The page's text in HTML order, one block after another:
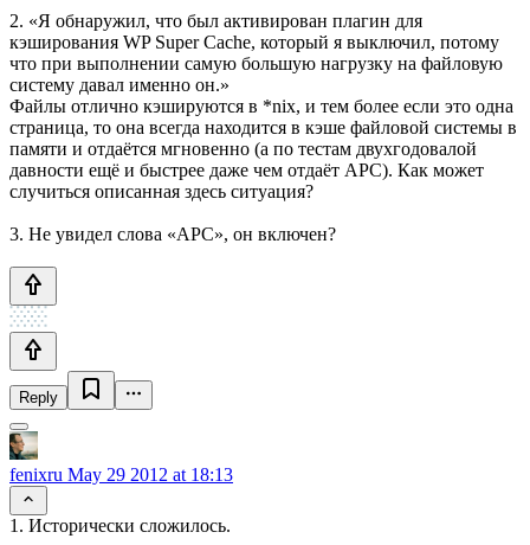
2. «Я обнаружил, что был активирован плагин для
кэширования WP Super Cache, который я выключил, потому
что при выполнении самую большую нагрузку на файловую
систему давал именно он.»
Файлы отлично кэшируются в *nix, и тем более если это одна
страница, то она всегда находится в кэше файловой системы в
памяти и отдаётся мгновенно (а по тестам двухгодовалой
давности ещё и быстрее даже чем отдаёт APC). Как может
случиться описанная здесь ситуация?
3. Не увидел слова «APC», он включен?
Reply
fenixru May 29 2012 at 18:13
1. Исторически сложилось.